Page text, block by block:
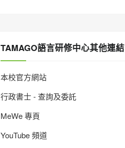
TAMAGO語言研修中心其他連結
本校官方網站
行政書士 - 查詢及委託
MeWe 專頁
YouTube 頻道